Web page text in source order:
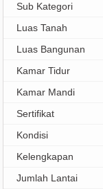
Sub Kategori
Luas Tanah
Luas Bangunan
Kamar Tidur
Kamar Mandi
Sertifikat
Kondisi
Kelengkapan
Jumlah Lantai